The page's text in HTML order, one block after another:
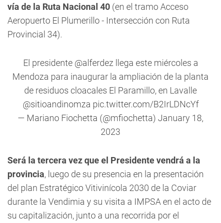
vía de la Ruta Nacional 40 (en el tramo Acceso
Aeropuerto El Plumerillo - Intersección con Ruta
Provincial 34).
El presidente @alferdez llega este miércoles a
Mendoza para inaugurar la ampliación de la planta
de residuos cloacales El Paramillo, en Lavalle
@sitioandinomza pic.twitter.com/B2IrLDNcYf
— Mariano Fiochetta (@mfiochetta) January 18,
2023
Será la tercera vez que el Presidente vendrá a la
provincia, luego de su presencia en la presentación
del plan Estratégico Vitivinícola 2030 de la Coviar
durante la Vendimia y su visita a IMPSA en el acto de
su capitalización, junto a una recorrida por el